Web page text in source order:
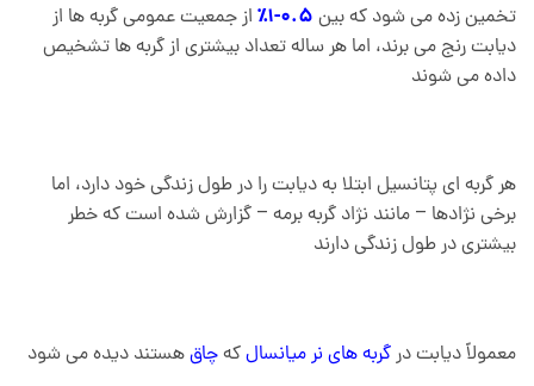
تخمین زده می شود که بین 0.5-1٪
از جمعیت عمومی گربه ها از
دیابت رنج می برند، اما هر ساله تعداد بیشتری از گربه ها تشخیص
داده می شوند
هر گربه ای پتانسیل ابتلا به دیابت را در طول زندگی خود دارد، اما
برخی نژادها – مانند نژاد گربه برمه – گزارش شده است که خطر
بیشتری در طول زندگی دارند
معمولاً دیابت درگربه های نر میانسالکهچاقهستند دیده می شود